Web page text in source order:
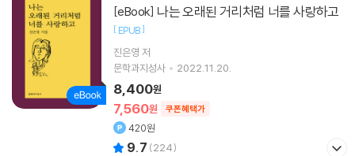
[eBook] 나는 오래된 거리처럼 너를 사랑하고
[ EPUB]
진은영 저
문학과지성사
2022.11.20.
7,560원 쿠폰혜택가
8,400원
420원
9.7 (224)